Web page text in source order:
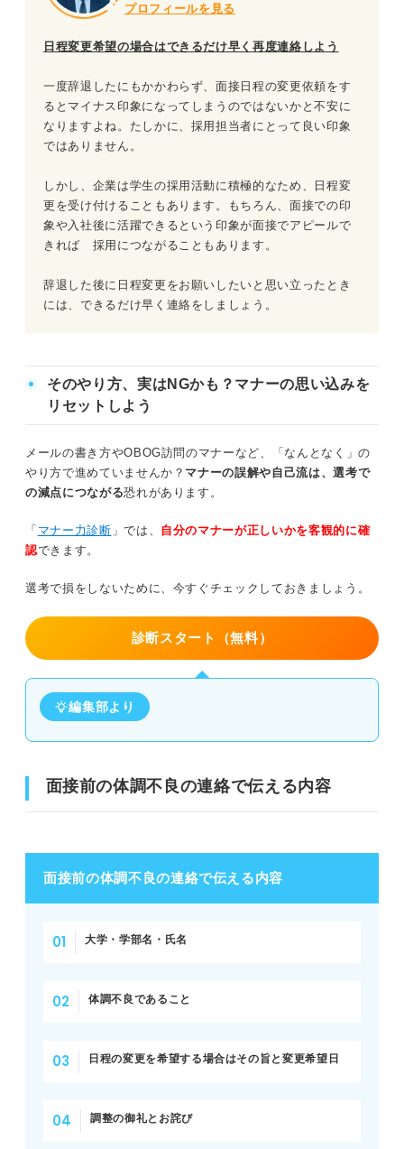
プロフィールを見る
日程変更希望の場合はできるだけ早く再度連絡しよう
一度辞退したにもかかわらず、面接日程の変更依頼をす
るとマイナス印象になってしまうのではないかと不安に
なりますよね。たしかに、採用担当者にとって良い印象
ではありません。
しかし、企業は学生の採用活動に積極的なため、日程変
更を受け付けることもあります。もちろん、面接での印
象や入社後に活躍できるという印象が面接でアピールで
きれば 採用につながることもあります。
辞退した後に日程変更をお願いしたいと思い立ったとき
には、できるだけ早く連絡をしましょう。
そのやり方、実はNGかも？マナーの思い込みを
リセットしよう
メールの書き方やOBOG訪問のマナーなど、「なんとなく」の
やり方で進めていませんか？ マナーの誤解や自己流は、選考で
の減点につながる恐れがあります。
「 マナー力診断 」では、 自分のマナーが正しいかを客観的に確
認できます。
選考で損をしないために、今すぐチェックしておきましょう。
診断スタート（無料）
編集部より
面接前の体調不良の連絡で伝える内容
面接前の体調不良の連絡で伝える内容
大学・学部名・氏名
体調不良であること
日程の変更を希望する場合はその旨と変更希望日
調整の御礼とお詫び